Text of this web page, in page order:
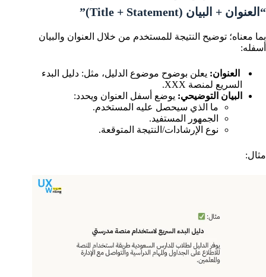
“العنوان + البيان (Title + Statement)”
بما معناه؛ توضيح النتيجة للمستخدم من خلال العنوان والبيان
أسفله:
العنوان: يعلن بوضوح موضوع الدليل، مثل: دليل البدء
السريع لمنصة XXX.
البيان التوضيحي: يوضع أسفل العنوان ويحدد:
ما الذي سيحصل عليه المستخدم.
الجمهور المستفيد.
نوع الإرشادات/النتيجة المتوقعة.
مثال: